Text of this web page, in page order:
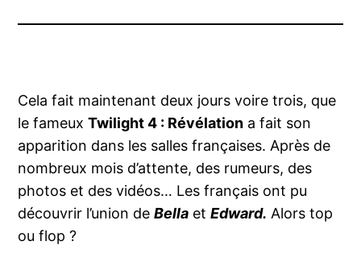
Cela fait maintenant deux jours voire trois, que
le fameuxTwilight 4 : Révélation a fait son
apparition dans les salles françaises. Après de
nombreux mois d’attente, des rumeurs, des
photos et des vidéos… Les français ont pu
découvrir l’union deBella etEdward. Alors top
ou flop ?